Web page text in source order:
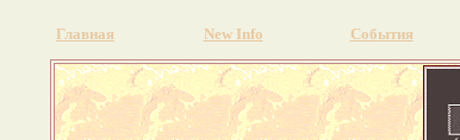
Главная New Info События